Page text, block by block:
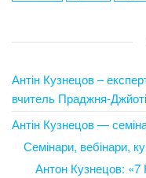
Антін Кузнецов –
вчитель Праджня-
Антін Кузнецов —
Семінари, вебінари,
Антон Кузнецов: